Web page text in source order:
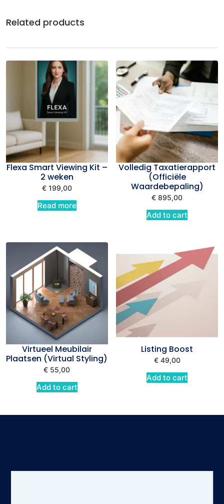
Related products
Flexa Smart Viewing Kit –
2 weken
€199,00
Read more
Volledig Taxatierapport
(Officiële
Waardebepaling)
€ 895,00
Add to cart
Virtueel Meubilair
Plaatsen (Virtual Styling)
€ 55,00
Add to cart
Listing Boost
€49,00
Add to cart